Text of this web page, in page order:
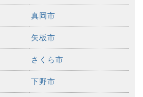
真岡市
矢板市
さくら市
下野市